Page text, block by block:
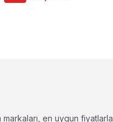
en uygun fiyatlarla